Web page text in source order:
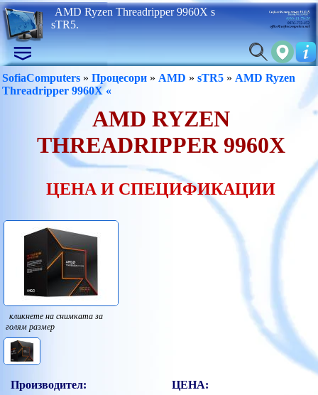
AMD Ryzen Threadripper 9960X s
sTR5.
SofiaComputers » Процесори » AMD » sTR5 » AMD Ryzen
Threadripper 9960X «
AMD RYZEN
THREADRIPPER 9960X
ЦЕНА И СПЕЦИФИКАЦИИ
кликнете на снимката за
голям размер
Производител: ЦЕНА: